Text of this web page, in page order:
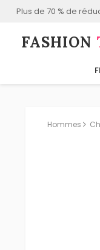
Plus de 70 % de
FASHION⁠
Hommes